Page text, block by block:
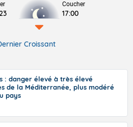
Coucher
17:00
Croissant
: danger élevé à très élevé
de la Méditerranée, plus modéré
pays